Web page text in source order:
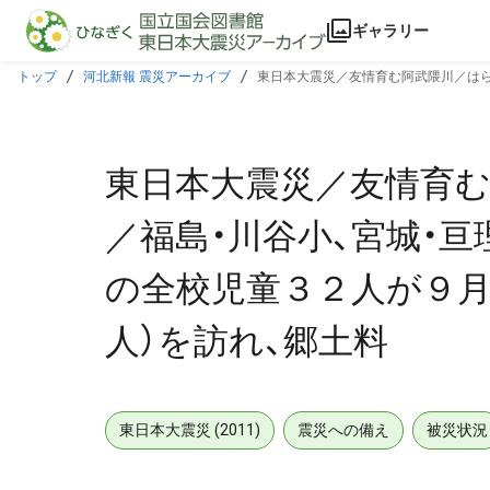
本文に飛ぶ
ギャラリー
トップ 河北新報 震災アーカイブ
東日本大震災／友情育む阿武隈川／は
東日本大震災／友情育
／福島・川谷小、宮城
の全校児童３２人が９
人）を訪れ、郷土料
東日本大震災 (2011) 震災への備え 被災状況